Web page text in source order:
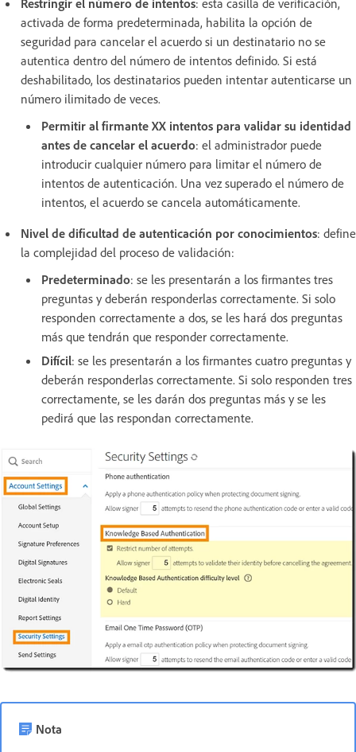
activada de forma predeterminada, habilita la opción de
seguridad para cancelar el acuerdo si un destinatario no se
autentica dentro del número de intentos definido. Si está
deshabilitado, los destinatarios pueden intentar autenticarse un
número ilimitado de veces.
Permitir al firmante XX intentos para validar su identidad
antes de cancelar el acuerdo: el administrador puede
introducir cualquier número para limitar el número de
intentos de autenticación. Una vez superado el número de
intentos, el acuerdo se cancela automáticamente.
Nivel de dificultad de autenticación por conocimientos: define
la complejidad del proceso de validación:
Predeterminado: se les presentarán a los firmantes tres
preguntas y deberán responderlas correctamente. Si solo
responden correctamente a dos, se les hará dos preguntas
más que tendrán que responder correctamente.
Difícil: se les presentarán a los firmantes cuatro preguntas y
deberán responderlas correctamente. Si solo responden tres
correctamente, se les darán dos preguntas más y se les
pedirá que las respondan correctamente.
Nota